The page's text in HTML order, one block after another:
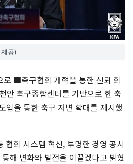
공)
로 ■축구협회 개혁을 통한 신뢰 회
축구종합센터를 기반으로 한 축
을 통한 축구 저변 확대를 제시했
협회 시스템 혁신, 투명한 경영 공시
해 변화와 발전을 이끌겠다고 밝혔